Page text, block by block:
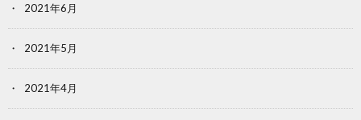
2021年6月
2021年5月
2021年4月